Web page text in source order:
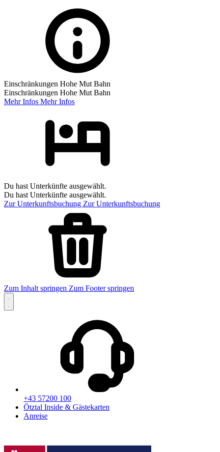
Einschränkungen Hohe Mut Bahn
Einschränkungen Hohe Mut Bahn
Mehr Infos Mehr Infos
Du hast Unterkünfte ausgewählt.
Du hast Unterkünfte ausgewählt.
Zur Unterkunftsbuchung Zur Unterkunftsbuchung
Zum Inhalt springen Zum Footer springen
+43 57200 100
Ötztal Inside & Gästekarten
Anreise